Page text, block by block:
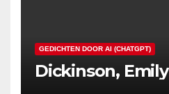
GEDICHTEN DOOR AI (CHATGPT)
Dickinson, Emily